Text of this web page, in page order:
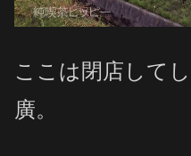
ここは閉店して
廣。